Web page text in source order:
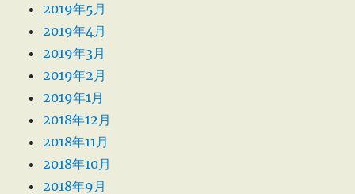
2019年5月
2019年4月
2019年3月
2019年2月
2019年1月
2018年12月
2018年11月
2018年10月
2018年9月